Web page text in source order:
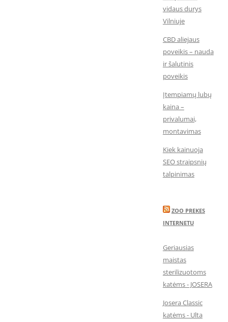
vidaus durys
Vilniuje
CBD aliejaus
poveikis – nauda
ir šalutinis
poveikis
Įtempiamų lubų
kaina –
privalumai,
montavimas
Kiek kainuoja
SEO straipsnių
talpinimas
ZOO PREKES
INTERNETU
Geriausias
maistas
sterilizuotoms
katėms - JOSERA
Josera Classic
katėms - Ulta